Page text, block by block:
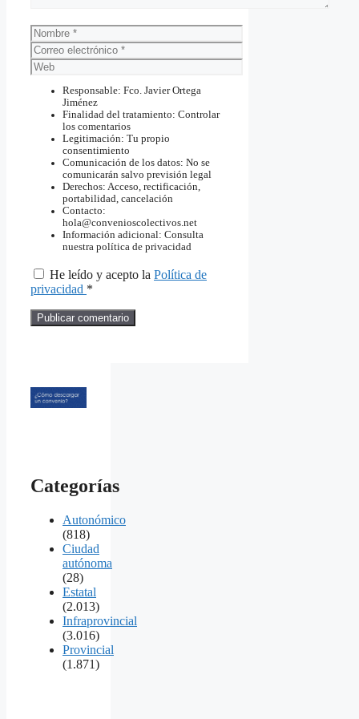
Nombre
Correo
electrónico
Web
Responsable: Fco. Javier Ortega
Jiménez
Finalidad del tratamiento: Controlar
los comentarios
Legitimación: Tu propio
consentimiento
Comunicación de los datos: No se
comunicarán salvo previsión legal
Derechos: Acceso, rectificación,
portabilidad, cancelación
Contacto:
hola@convenioscolectivos.net
Información adicional: Consulta
nuestra política de privacidad
He leído y acepto la Política de
privacidad *
Categorías
Autonómico
(818)
Ciudad
autónoma
(28)
Estatal
(2.013)
Infraprovincial
(3.016)
Provincial
(1.871)